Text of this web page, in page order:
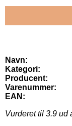
Navn:
Kategori:
Producent:
Varenummer:
EAN:
Vurderet til 3.9 ud